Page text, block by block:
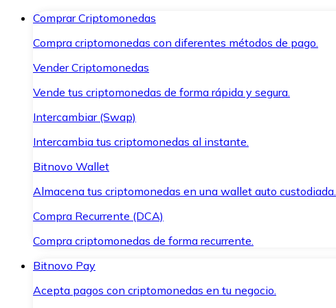
Comprar Criptomonedas
Compra criptomonedas con diferentes métodos de pago.
Vender Criptomonedas
Vende tus criptomonedas de forma rápida y segura.
Intercambiar (Swap)
Intercambia tus criptomonedas al instante.
Bitnovo Wallet
Almacena tus criptomonedas en una wallet auto custodiada.
Compra Recurrente (DCA)
Compra criptomonedas de forma recurrente.
Bitnovo Pay
Acepta pagos con criptomonedas en tu negocio.